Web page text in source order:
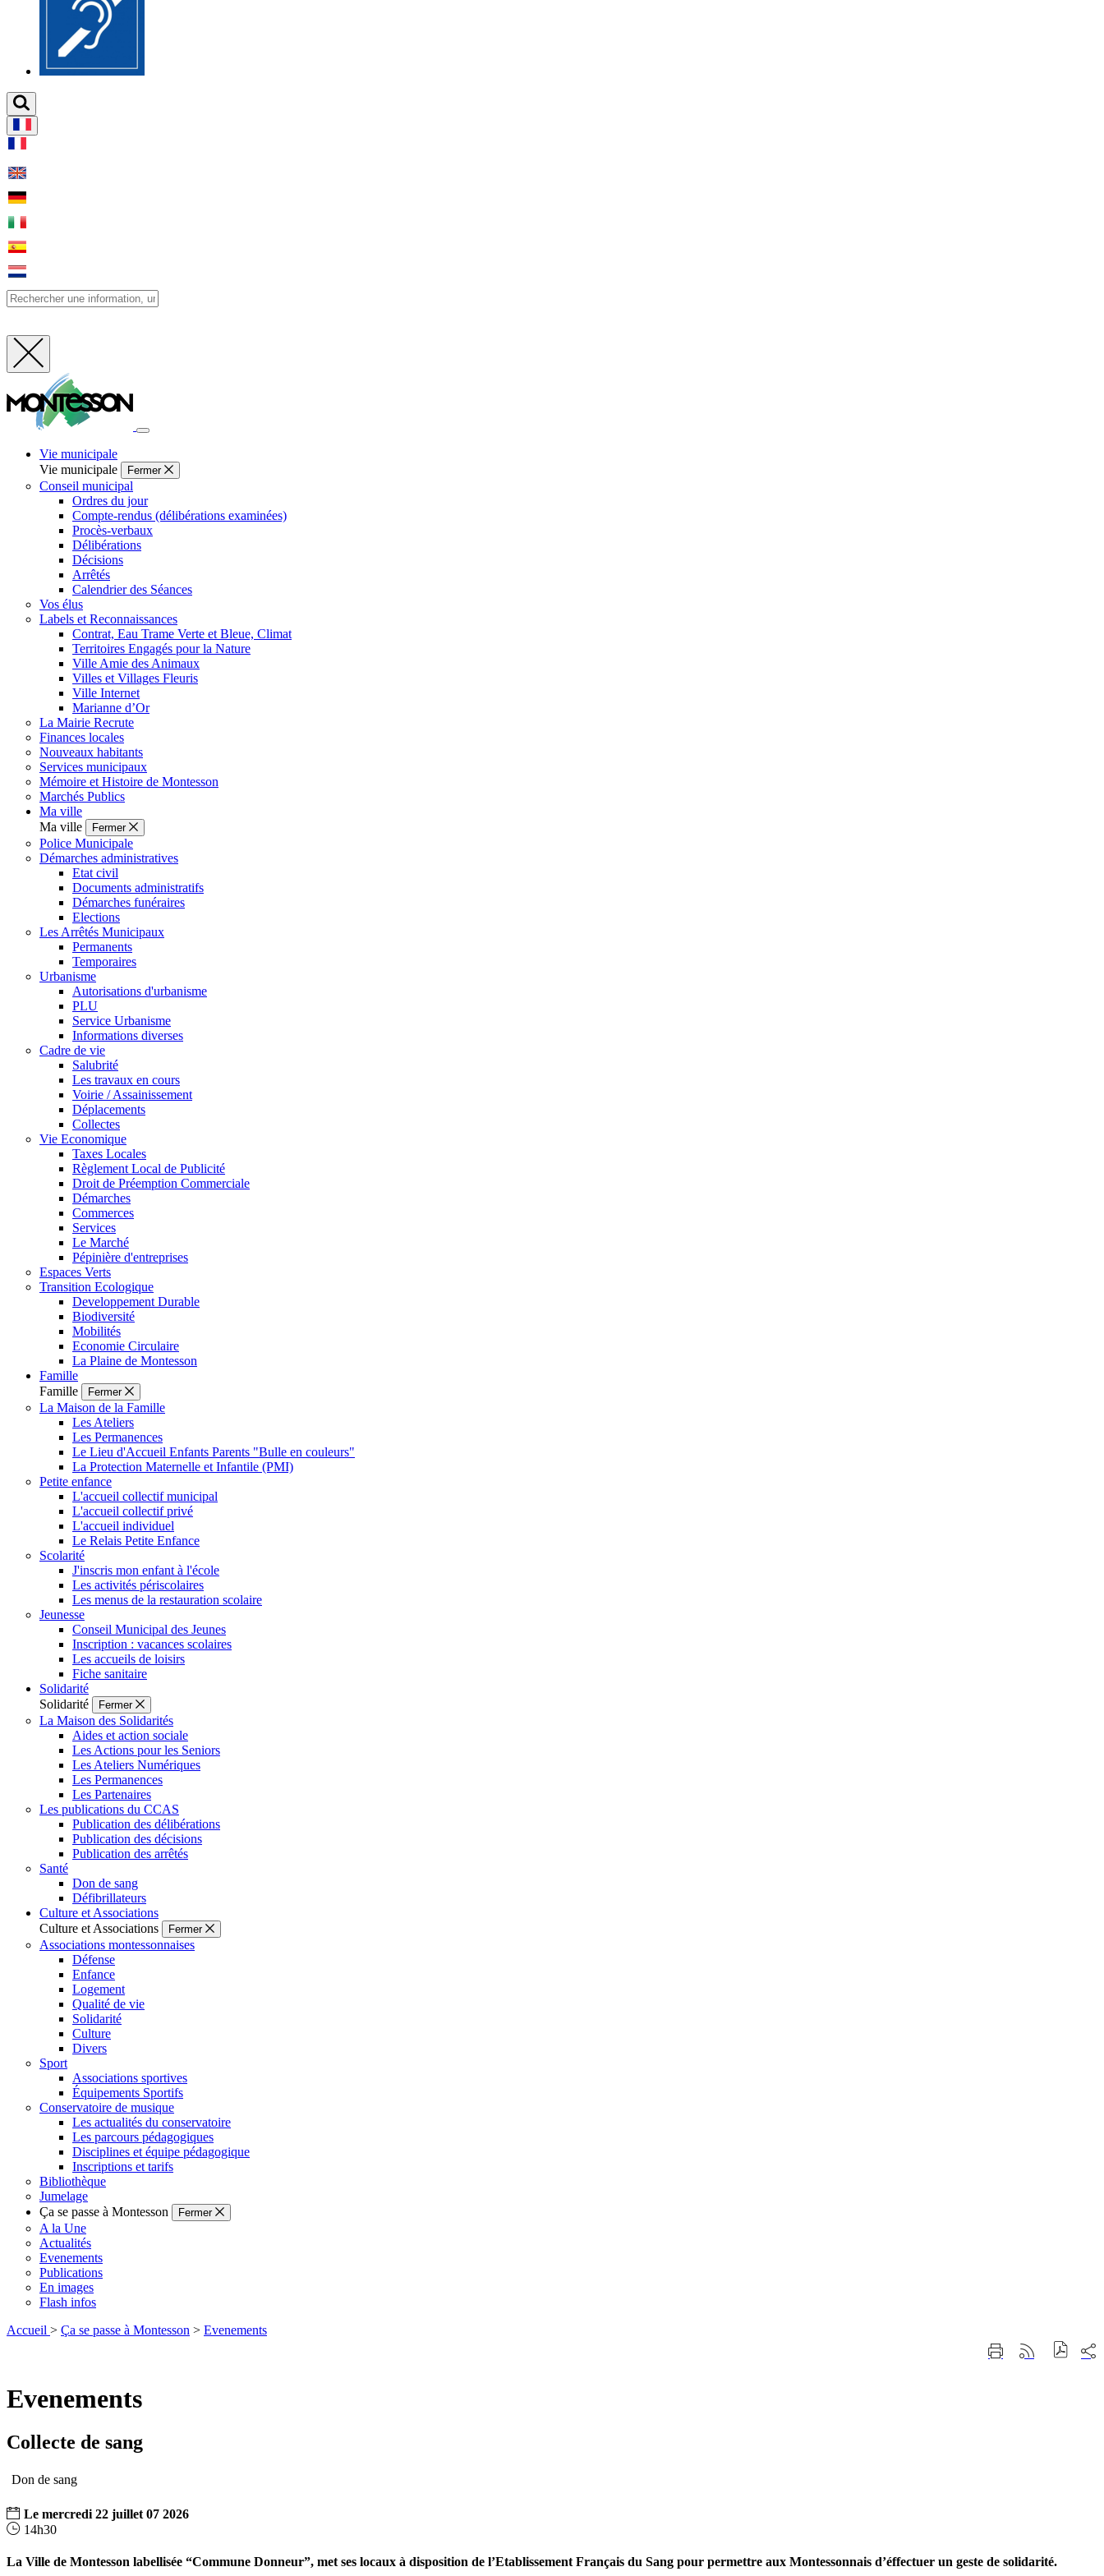
Fermer
recherche
Vie municipale
Vie municipale
Fermer
Conseil municipal
Ordres du jour
Compte-rendus (délibérations examinées)
Procès-verbaux
Délibérations
Décisions
Arrêtés
Calendrier des Séances
Vos élus
Labels et Reconnaissances
Contrat, Eau Trame Verte et Bleue, Climat
Territoires Engagés pour la Nature
Ville Amie des Animaux
Villes et Villages Fleuris
Ville Internet
Marianne d’Or
La Mairie Recrute
Finances locales
Nouveaux habitants
Services municipaux
Mémoire et Histoire de Montesson
Marchés Publics
Ma ville
Ma ville
Fermer
Police Municipale
Démarches administratives
Etat civil
Documents administratifs
Démarches funéraires
Elections
Les Arrêtés Municipaux
Permanents
Temporaires
Urbanisme
Autorisations d'urbanisme
PLU
Service Urbanisme
Informations diverses
Cadre de vie
Salubrité
Les travaux en cours
Voirie / Assainissement
Déplacements
Collectes
Vie Economique
Taxes Locales
Règlement Local de Publicité
Droit de Préemption Commerciale
Démarches
Commerces
Services
Le Marché
Pépinière d'entreprises
Espaces Verts
Transition Ecologique
Developpement Durable
Biodiversité
Mobilités
Economie Circulaire
La Plaine de Montesson
Famille
Famille
Fermer
La Maison de la Famille
Les Ateliers
Les Permanences
Le Lieu d'Accueil Enfants Parents "Bulle en couleurs"
La Protection Maternelle et Infantile (PMI)
Petite enfance
L'accueil collectif municipal
L'accueil collectif privé
L'accueil individuel
Le Relais Petite Enfance
Scolarité
J'inscris mon enfant à l'école
Les activités périscolaires
Les menus de la restauration scolaire
Jeunesse
Conseil Municipal des Jeunes
Inscription : vacances scolaires
Les accueils de loisirs
Fiche sanitaire
Solidarité
Solidarité
Fermer
La Maison des Solidarités
Aides et action sociale
Les Actions pour les Seniors
Les Ateliers Numériques
Les Permanences
Les Partenaires
Les publications du CCAS
Publication des délibérations
Publication des décisions
Publication des arrêtés
Santé
Don de sang
Défibrillateurs
Culture et Associations
Culture et Associations
Fermer
Associations montessonnaises
Défense
Enfance
Logement
Qualité de vie
Solidarité
Culture
Divers
Sport
Associations sportives
Équipements Sportifs
Conservatoire de musique
Les actualités du conservatoire
Les parcours pédagogiques
Disciplines et équipe pédagogique
Inscriptions et tarifs
Bibliothèque
Jumelage
Ça se passe à Montesson
Fermer
A la Une
Actualités
Evenements
Publications
En images
Flash infos
Accueil > Ça se passe à Montesson > Evenements
ImprimerGénérer
sur
Evenements
Collecte de sang
Don de sang
Le mercredi 22 juillet 07 2026
14h30
La Ville de Montesson labellisée “Commune Donneur”, met ses locaux à disposition de l’Etablissement Français du Sang pour permettre aux Montessonnais d’éffectuer un geste de solidarité.